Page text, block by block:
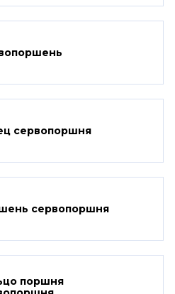
сервопоршня
сервопоршня
поршня